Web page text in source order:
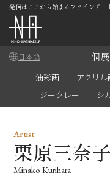
発信はここから始まるファインアー
日本語 個展
油彩画 アクリル
ジークレー
シ
Artist
栗原三奈子
Minako Kurihara